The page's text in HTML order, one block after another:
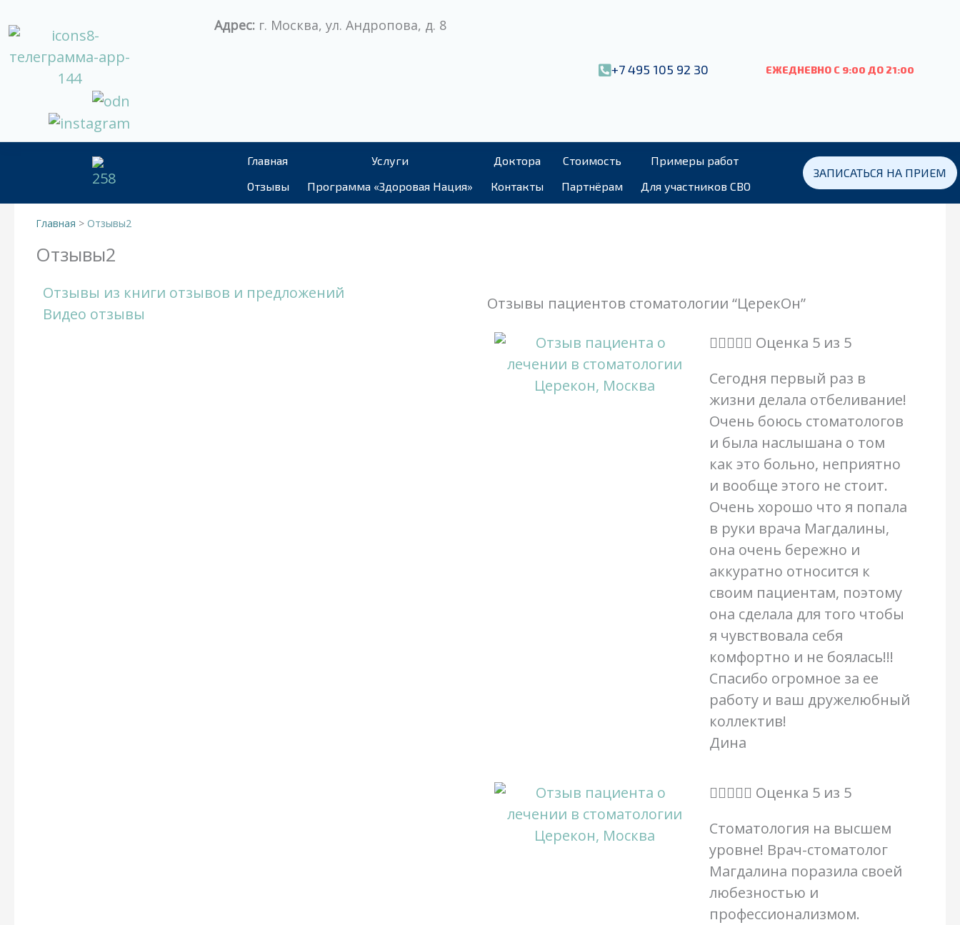
содержимому
Адрес: г. Москва, ул. Андропова, д. 8
+7 495 105 92 30 ЕЖЕДНЕВНО С 9:00 ДО 21:00
Главная Услуги Доктора Стоимость
Примеры работ
Отзывы
Программа «Здоровая Нация» Контакты Партнёрам Для участников СВО
ЗАПИСАТЬСЯ НА ПРИЕМ
Главная Отзывы2
Отзывы2
Отзывы из книги отзывов и предложений
Видео отзывы
Отзывы пациентов стоматологии “ЦерекОн”
 Оценка 5 из 5
Сегодня первый раз в
жизни делала отбеливание!
Очень боюсь стоматологов
и была наслышана о том
как это больно, неприятно
и вообще этого не стоит.
Очень хорошо что я попала
в руки врача Магдалины,
она очень бережно и
аккуратно относится к
своим пациентам, поэтому
она сделала для того чтобы
я чувствовала себя
комфортно и не боялась!!!
Спасибо огромное за ее
работу и ваш дружелюбный
коллектив!
Дина
 Оценка 5 из 5
Стоматология на высшем
уровне! Врач-стоматолог
Магдалина поразила своей
любезностью и
профессионализмом.